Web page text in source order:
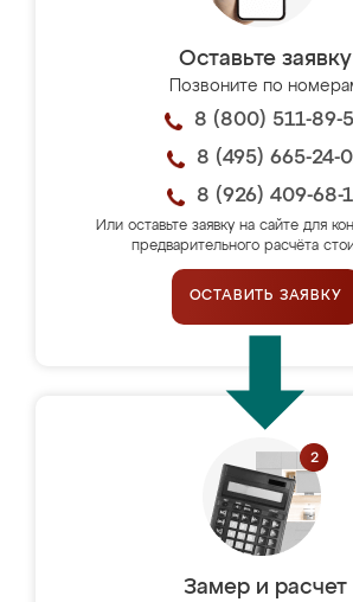
Оставьте заявку
Позвоните по
8 (800) 511-89-
8 (495) 665-24-
8 (926) 409-68-
Или оставьте заявку на сайте для
предварительного расчёта
ОСТАВИТЬ ЗАЯВКУ
Замер и расчет